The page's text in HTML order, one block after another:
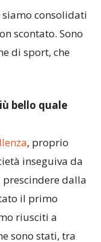
in un
a vincere
anno
consolidati
scontato. Sono
bello quale
, proprio
inseguiva da
dalla